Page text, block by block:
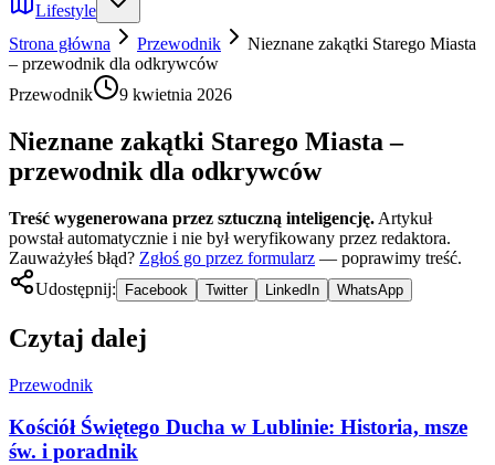
Lifestyle
Strona główna
Przewodnik
Nieznane zakątki Starego Miasta
– przewodnik dla odkrywców
Przewodnik
9 kwietnia 2026
Nieznane zakątki Starego Miasta –
przewodnik dla odkrywców
Treść wygenerowana przez sztuczną inteligencję. Artykuł
powstał automatycznie i nie był weryfikowany przez redaktora.
Zauważyłeś błąd? Zgłoś go przez formularz — poprawimy treść.
Udostępnij:
Facebook Twitter LinkedIn WhatsApp
Czytaj dalej
Przewodnik
Kościół Świętego Ducha w Lublinie: Historia, msze
św. i poradnik